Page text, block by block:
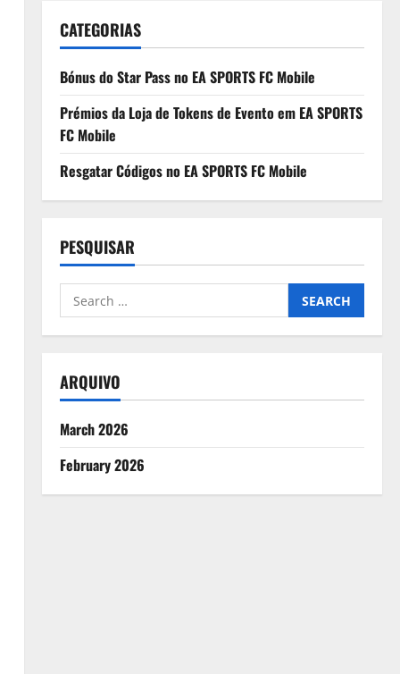
CATEGORIAS
Bónus do Star Pass no EA SPORTS FC Mobile
Prémios da Loja de Tokens de Evento em EA SPORTS
FC Mobile
Resgatar Códigos no EA SPORTS FC Mobile
PESQUISAR
Search
for:
ARQUIVO
March 2026
February 2026